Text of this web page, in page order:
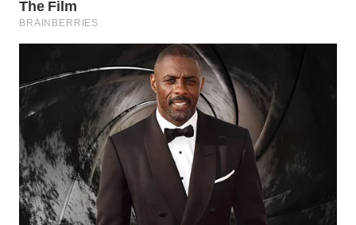
WN
SIMALUNGUN
LABUHANBATU
WN
TAPANULI
TENGAH
WN DELI
SERDANG